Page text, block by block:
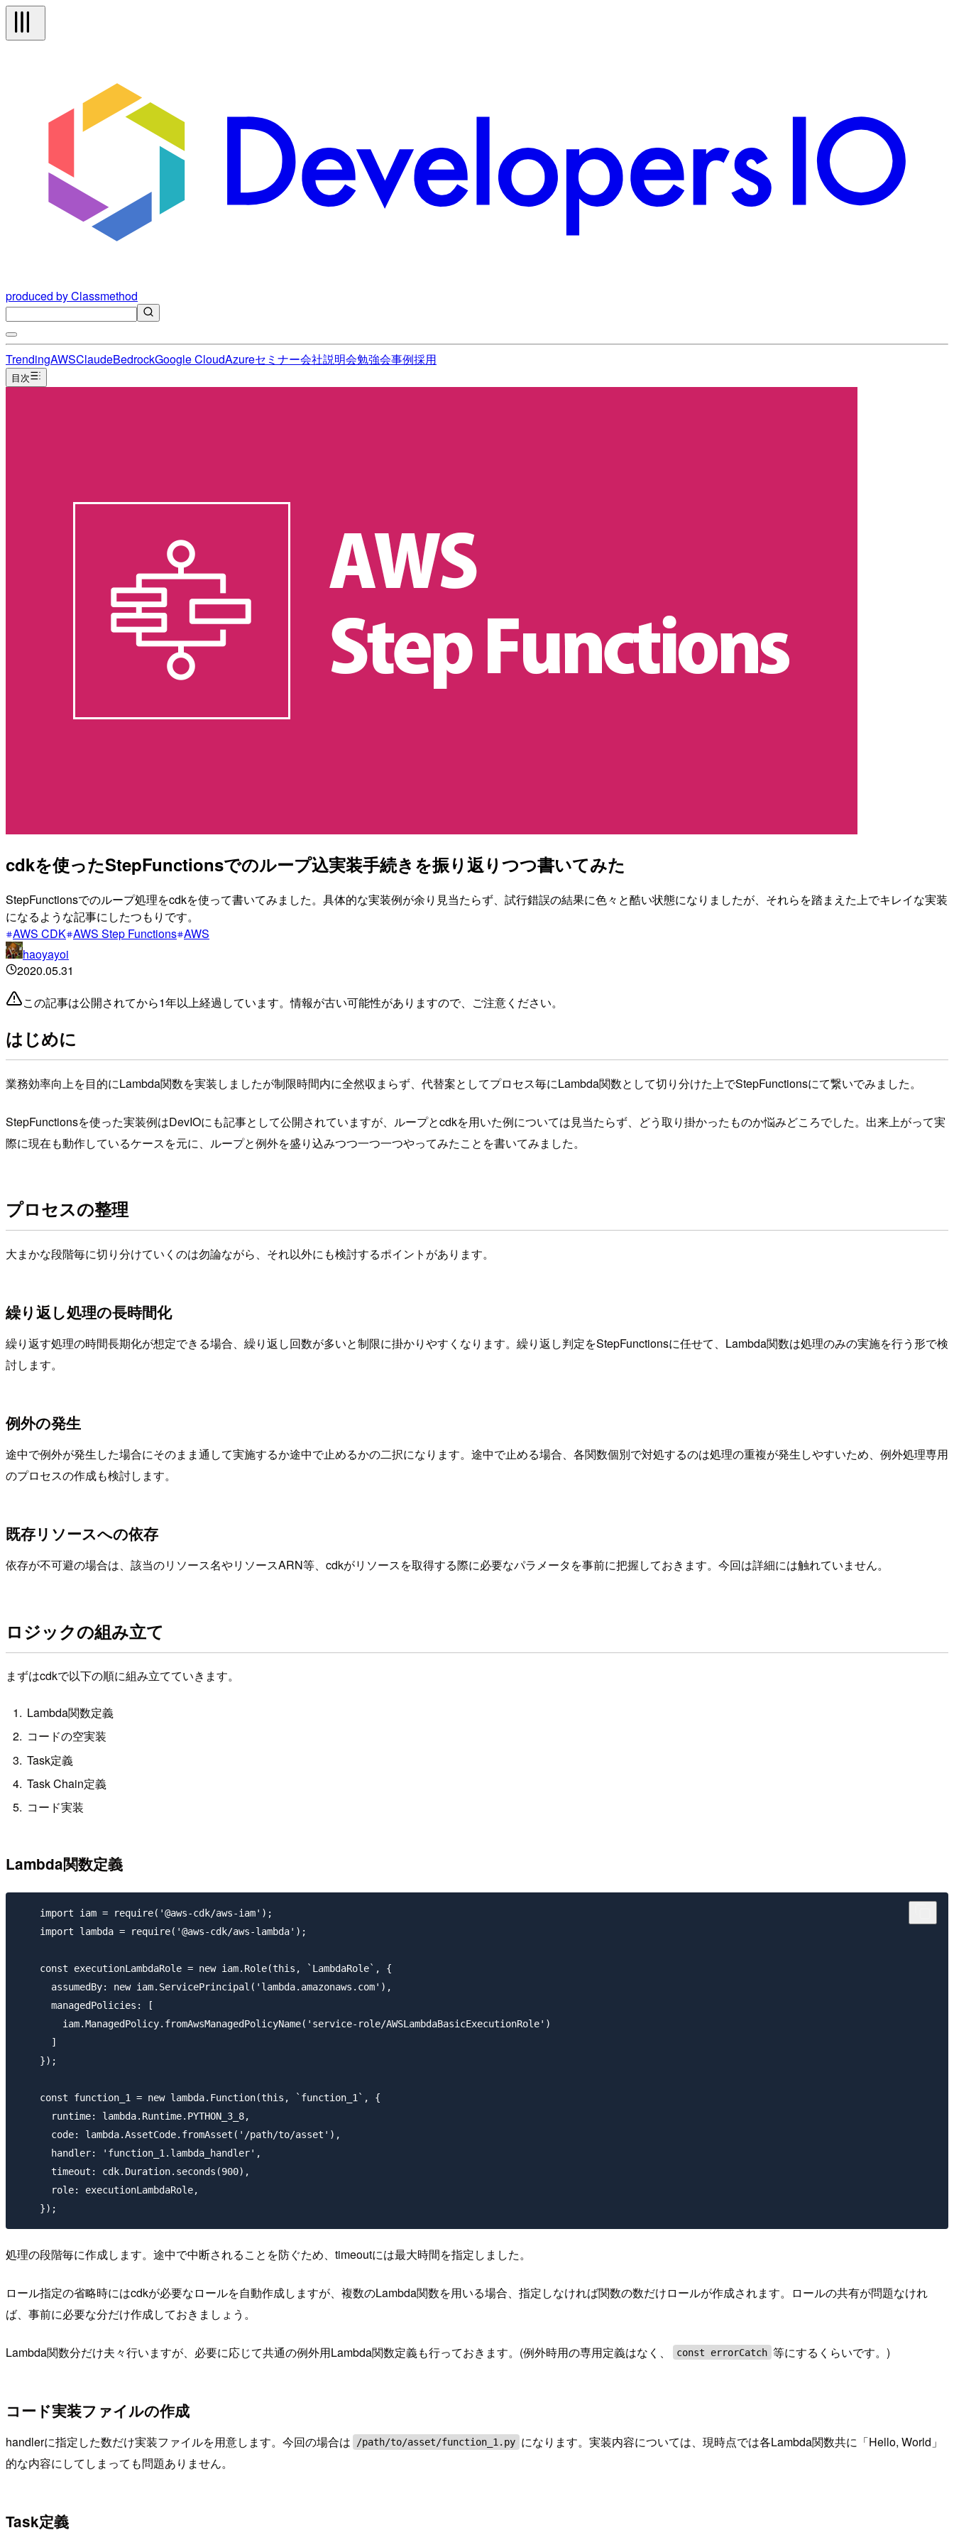
produced by Classmethod
TrendingAWSClaudeBedrockGoogle CloudAzureセミナー会社説明会勉強会事例採用
目次
cdkを使ったStepFunctionsでのループ込実装手続きを振り返りつつ書いてみた
StepFunctionsでのループ処理をcdkを使って書いてみました。具体的な実装例が余り見当たらず、試行錯誤の結果に色々と酷い状態になりましたが、それらを踏まえた上でキレイな実装
になるような記事にしたつもりです。
AWS CDK AWS Step Functions AWS
haoyayoi
2020.05.31
この記事は公開されてから1年以上経過しています。情報が古い可能性がありますので、ご注意ください。
はじめに
業務効率向上を目的にLambda関数を実装しましたが制限時間内に全然収まらず、代替案としてプロセス毎にLambda関数として切り分けた上でStepFunctionsにて繋いでみました。
StepFunctionsを使った実装例はDevIOにも記事として公開されていますが、ループとcdkを用いた例については見当たらず、どう取り掛かったものか悩みどころでした。出来上がって実
際に現在も動作しているケースを元に、ループと例外を盛り込みつつ一つ一つやってみたことを書いてみました。
プロセスの整理
大まかな段階毎に切り分けていくのは勿論ながら、それ以外にも検討するポイントがあります。
繰り返し処理の長時間化
繰り返す処理の時間長期化が想定できる場合、繰り返し回数が多いと制限に掛かりやすくなります。繰り返し判定をStepFunctionsに任せて、Lambda関数は処理のみの実施を行う形で検
討します。
例外の発生
途中で例外が発生した場合にそのまま通して実施するか途中で止めるかの二択になります。途中で止める場合、各関数個別で対処するのは処理の重複が発生しやすいため、例外処理専用
のプロセスの作成も検討します。
既存リソースへの依存
依存が不可避の場合は、該当のリソース名やリソースARN等、cdkがリソースを取得する際に必要なパラメータを事前に把握しておきます。今回は詳細には触れていません。
ロジックの組み立て
まずはcdkで以下の順に組み立てていきます。
Lambda関数定義
コードの空実装
Task定義
Task Chain定義
コード実装
Lambda関数定義
    import iam = require('@aws-cdk/aws-iam');
    import lambda = require('@aws-cdk/aws-lambda');
    const executionLambdaRole = new iam.Role(this, `LambdaRole`, {
      assumedBy: new iam.ServicePrincipal('lambda.amazonaws.com'),
      managedPolicies: [
        iam.ManagedPolicy.fromAwsManagedPolicyName('service-role/AWSLambdaBasicExecutionRole')
      ]
    });
    const function_1 = new lambda.Function(this, `function_1`, {
      runtime: lambda.Runtime.PYTHON_3_8,
      code: lambda.AssetCode.fromAsset('/path/to/asset'),
      handler: 'function_1.lambda_handler',
      timeout: cdk.Duration.seconds(900),
      role: executionLambdaRole,
処理の段階毎に作成します。途中で中断されることを防ぐため、timeoutには最大時間を指定しました。
ロール指定の省略時にはcdkが必要なロールを自動作成しますが、複数のLambda関数を用いる場合、指定しなければ関数の数だけロールが作成されます。ロールの共有が問題なけれ
ば、事前に必要な分だけ作成しておきましょう。
Lambda関数分だけ夫々行いますが、必要に応じて共通の例外用Lambda関数定義も行っておきます。(例外時用の専用定義はなく、 const errorCatch 等にするくらいです。)
コード実装ファイルの作成
handlerに指定した数だけ実装ファイルを用意します。今回の場合は /path/to/asset/function_1.py になります。実装内容については、現時点では各Lambda関数共に「Hello, World」
的な内容にしてしまっても問題ありません。
Task定義